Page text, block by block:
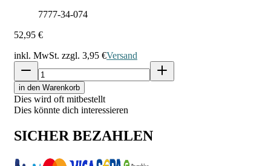
7777-34-074
52,95 €
inkl. MwSt. zzgl. 3,95 €Versand
in den Warenkorb
Dies wird oft mitbestellt
Dies könnte dich interessieren
SICHER BEZAHLEN